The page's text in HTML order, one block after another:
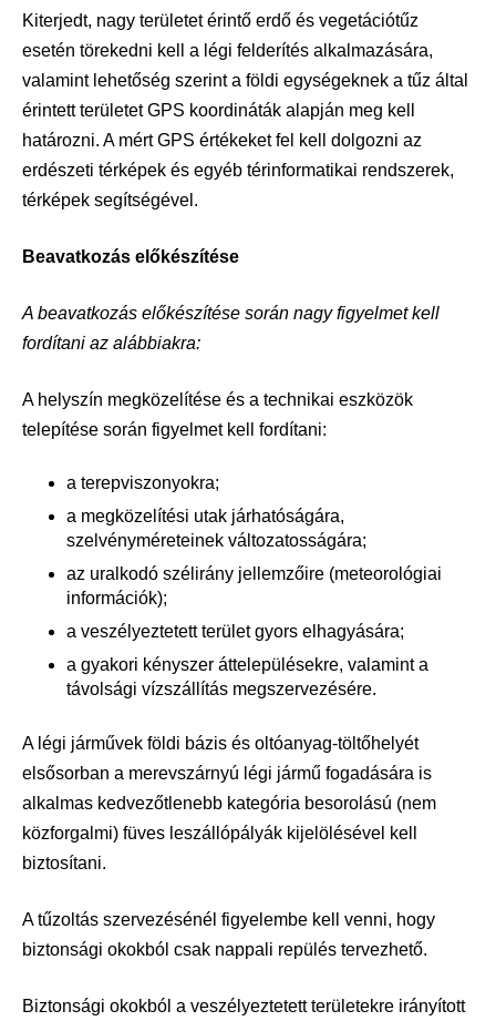
Kiterjedt, nagy területet érintő erdő és vegetációtűz
esetén törekedni kell a légi felderítés alkalmazására,
valamint lehetőség szerint a földi egységeknek a tűz által
érintett területet GPS koordináták alapján meg kell
határozni. A mért GPS értékeket fel kell dolgozni az
erdészeti térképek és egyéb térinformatikai rendszerek,
térképek segítségével.
Beavatkozás előkészítése
A beavatkozás előkészítése során nagy figyelmet kell
fordítani az alábbiakra:
A helyszín megközelítése és a technikai eszközök
telepítése során figyelmet kell fordítani:
a terepviszonyokra;
a megközelítési utak járhatóságára,
szelvényméreteinek változatosságára;
az uralkodó szélirány jellemzőire (meteorológiai
információk);
a veszélyeztetett terület gyors elhagyására;
a gyakori kényszer áttelepülésekre, valamint a
távolsági vízszállítás megszervezésére.
A légi járművek földi bázis és oltóanyag-töltőhelyét
elsősorban a merevszárnyú légi jármű fogadására is
alkalmas kedvezőtlenebb kategória besorolású (nem
közforgalmi) füves leszállópályák kijelölésével kell
biztosítani.
A tűzoltás szervezésénél figyelembe kell venni, hogy
biztonsági okokból csak nappali repülés tervezhető.
Biztonsági okokból a veszélyeztetett területekre irányított